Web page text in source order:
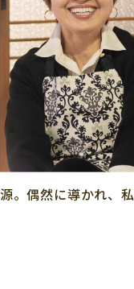
。偶然に導かれ、